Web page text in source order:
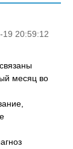
19 20:59:12
месяц во